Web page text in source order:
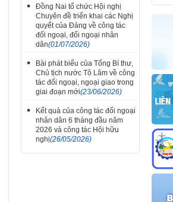
Thắm tình đoàn kết tại Liên hoan
tiếng hát hữu nghị Việt Nam -
Lào thành phố Đồng Nai lần thứ
Đồng Nai tổ chức Hội nghị
Chuyên đề triển khai các Nghị
quyết của Đảng về công tác
đối ngoại, đối ngoại nhân
dân(01/07/2026)
Bài phát biểu của Tổng Bí thư,
Chủ tịch nước Tô Lâm về công
tác đối ngoại, ngoại giao trong
giai đoạn mới(23/06/2026)
Kết quả của công tác đối ngoại
nhân dân 6 tháng đầu năm
2026 và công tác Hội hữu
nghị(26/05/2026)